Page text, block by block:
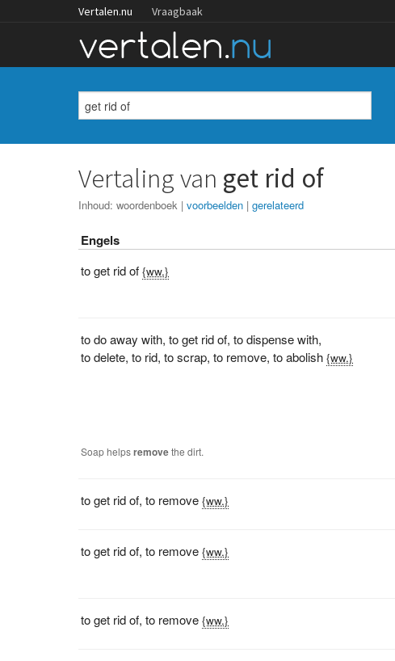
Vertalen.nu Vraagbaak
Vertaling van get rid of
Inhoud:woordenboek |voorbeelden |gerelateerd
Engels
to get rid of {ww.}
to do away with,to get rid of,to dispense with,
to delete,to rid,to scrap,to remove,to abolish {ww.}
Soap helpsremovethe dirt.
to get rid of,to remove {ww.}
to get rid of,to remove {ww.}
to get rid of,to remove {ww.}